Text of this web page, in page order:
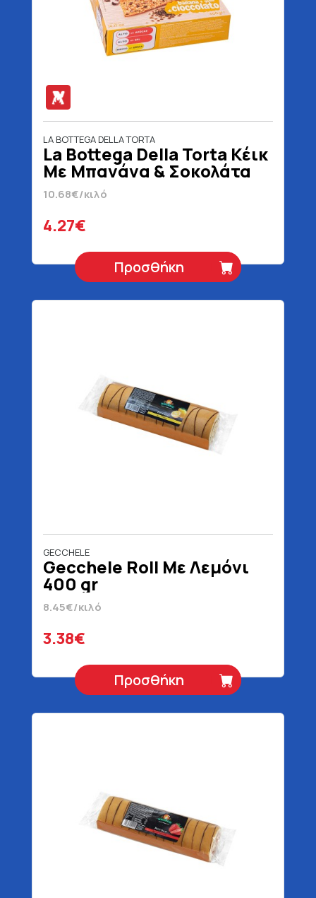
LA BOTTEGA DELLA TORTA
La Bottega Della Torta Κέικ
Με Μπανάνα & Σοκολάτα
400 gr
10.68€/κιλό
4.27€
Προσθήκη
GECCHELE
Gecchele Roll Με Λεμόνι
400 gr
8.45€/κιλό
3.38€
Προσθήκη